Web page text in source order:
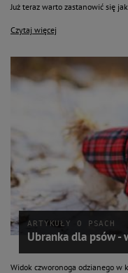
Już teraz warto zastanowić się
Czytaj więcej
ARTYKUŁY O PSACH
Ubranka dla psów -
Widok czworonoga odzianego w